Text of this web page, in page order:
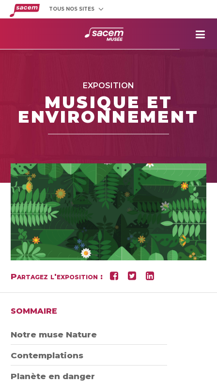
TOUS NOS SITES
des œuvres
EXPOSITION
MUSIQUE ET
ENVIRONNEMENT
Partagez l'exposition :
SOMMAIRE
Notre muse Nature
Contemplations
Planète en danger